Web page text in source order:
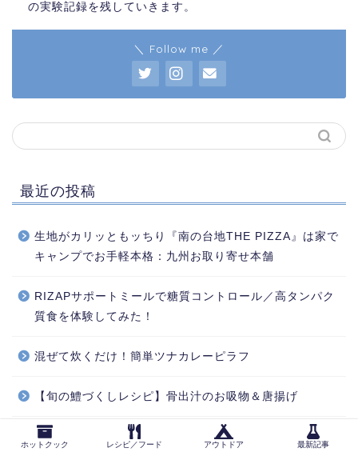
の実験記録を残していきます。
＼ Follow me ／
最近の投稿
生地がカリッともッちり『南の台地THE PIZZA』は家で
キャンプでお手軽本格：九州お取り寄せ本舗
RIZAPサポートミールで糖質コントロール／高タンパク
質食を体験してみた！
混ぜて炊くだけ！簡単ツナカレーピラフ
【旬の鱧づくしレシピ】骨出汁のお吸物＆唐揚げ
洋食屋さんのハヤシライス【ルーなしで作るホットクッ
ホットクック レシピ／フード アウトドア 最新記事